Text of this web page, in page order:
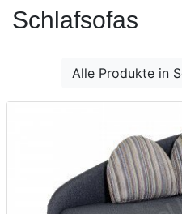
Schlafsofas
Alle Produkte in
Möbel-
Markenwelt
Letz-